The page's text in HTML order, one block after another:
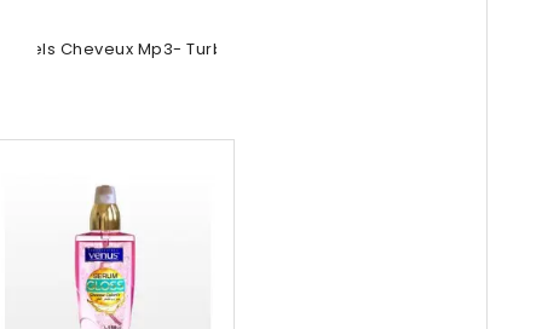
Gels Cheveux Mp3- Turbo